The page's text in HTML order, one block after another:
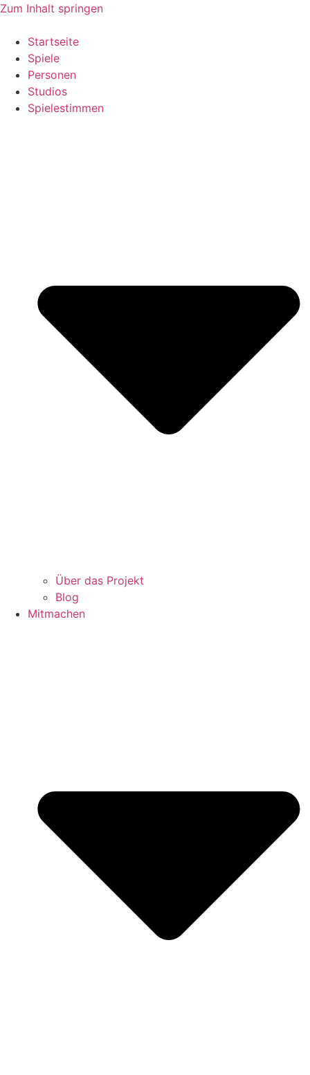
Zum Inhalt springen
Startseite
Spiele
Personen
Studios
Spielestimmen
Über das Projekt
Blog
Mitmachen